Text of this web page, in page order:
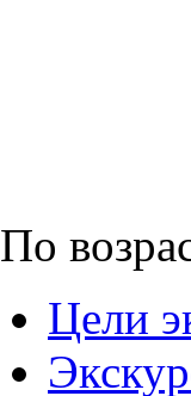
По
Цели